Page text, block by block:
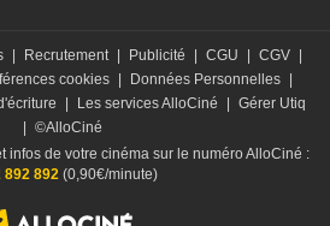
| Recrutement | Publicité | CGU | CGV |
cookies | Données Personnelles |
| Les services AlloCiné | Gérer Utiq
| ©AlloCiné
infos de votre cinéma sur le numéro AlloCiné :
892 892(0,90€/minute)